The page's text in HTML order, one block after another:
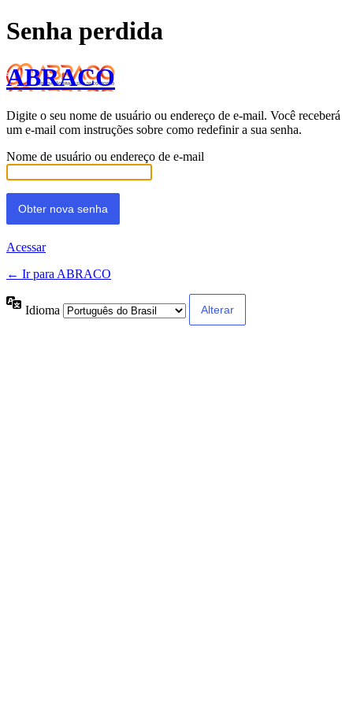
Senha perdida
ABRACO
Digite o seu nome de usuário ou endereço de e-mail. Você receberá
um e-mail com instruções sobre como redefinir a sua senha.
Nome de usuário ou endereço de e-mail
Acessar
← Ir para ABRACO
Idioma